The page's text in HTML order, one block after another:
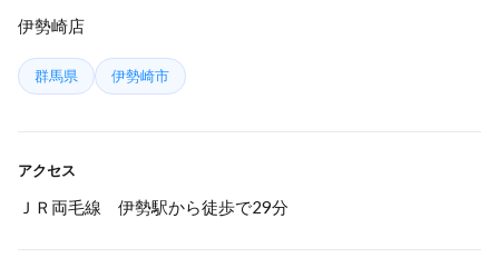
伊勢崎店
群馬県 伊勢崎市
アクセス
ＪＲ両毛線 伊勢駅から徒歩で29分